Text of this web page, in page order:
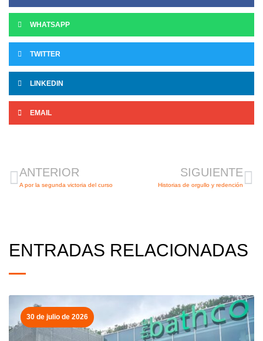
WHATSAPP
TWITTER
LINKEDIN
EMAIL
ANTERIOR
A por la segunda victoria del curso
SIGUIENTE
Historias de orgullo y redención
ENTRADAS RELACIONADAS
30 de julio de 2026